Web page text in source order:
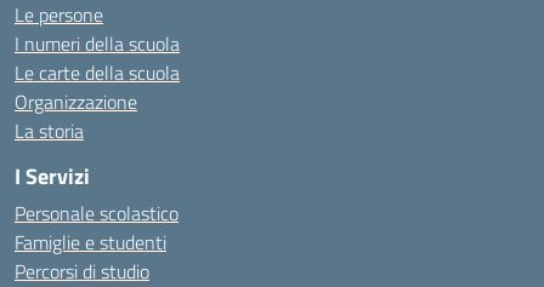
Le persone
I numeri della scuola
Le carte della scuola
Organizzazione
La storia
I Servizi
Personale scolastico
Famiglie e studenti
Percorsi di studio